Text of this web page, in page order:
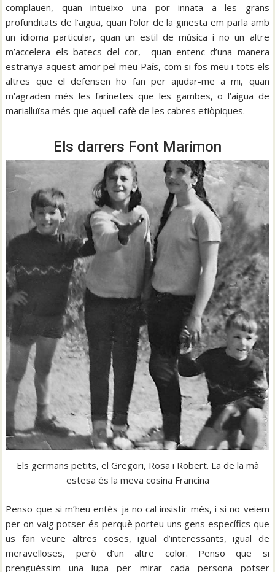
complauen, quan intueixo una por innata a les grans
profunditats de l’aigua, quan l’olor de la ginesta em parla amb
un idioma particular, quan un estil de música i no un altre
m’accelera els batecs del cor, quan entenc d’una manera
estranya aquest amor pel meu País, com si fos meu i tots els
altres que el defensen ho fan per ajudar-me a mi, quan
m’agraden més les farinetes que les gambes, o l’aigua de
marialluïsa més que aquell cafè de les cabres etiòpiques.
Els darrers Font Marimon
Els germans petits, el Gregori, Rosa i Robert. La de la mà
estesa és la meva cosina Francina
Penso que si m’heu entès ja no cal insistir més, i si no veiem
per on vaig potser és perquè porteu uns gens específics que
us fan veure altres coses, igual d’interessants, igual de
meravelloses, però d’un altre color. Penso que si
prenguéssim una lupa per mirar cada persona potser